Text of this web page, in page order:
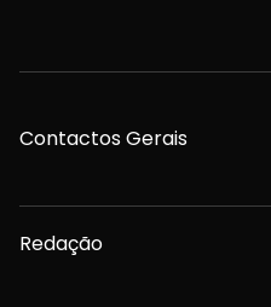
Contactos Gerais
Redação